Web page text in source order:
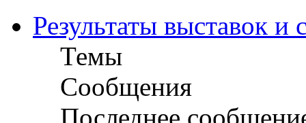
Результаты выставок и
Темы
Сообщения